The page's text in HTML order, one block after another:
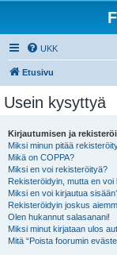
UKK
Etusivu
Usein kysyttyä
Kirjautumisen ja
Miksi minun pitää
Mikä on COPPA?
Miksi en voi rekisteröityä?
Rekisteröidyin, mutta en voi
Miksi en voi kirjautua
Rekisteröidyin joskus
Olen hukannut salasanani!
Miksi minut kirjataan ulos
Mitä “Poista foorumin